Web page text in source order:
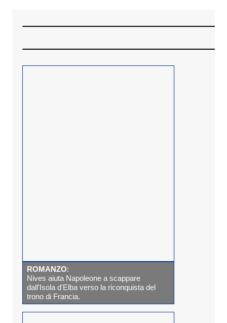
ROMANZO:
Nives aiuta Napoleone a scappare
dall'Isola d'Elba verso la riconquista del
trono di Francia.